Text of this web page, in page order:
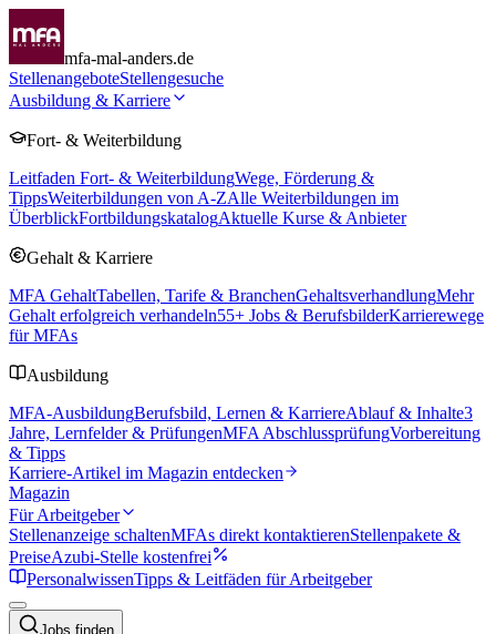
mfa-mal-anders.de
StellenangeboteStellengesuche
Ausbildung & Karriere
Fort- & Weiterbildung
Leitfaden Fort- & WeiterbildungWege, Förderung &
TippsWeiterbildungen von A-ZAlle Weiterbildungen im
ÜberblickFortbildungskatalogAktuelle Kurse & Anbieter
Gehalt & Karriere
MFA GehaltTabellen, Tarife & BranchenGehaltsverhandlungMehr
Gehalt erfolgreich verhandeln55+ Jobs & BerufsbilderKarrierewege
für MFAs
Ausbildung
MFA-AusbildungBerufsbild, Lernen & KarriereAblauf & Inhalte3
Jahre, Lernfelder & PrüfungenMFA AbschlussprüfungVorbereitung
& Tipps
Karriere-Artikel im Magazin entdecken
Magazin
Für Arbeitgeber
Stellenanzeige schaltenMFAs direkt kontaktierenStellenpakete &
PreiseAzubi-Stelle kostenfrei
PersonalwissenTipps & Leitfäden für Arbeitgeber
Jobs finden